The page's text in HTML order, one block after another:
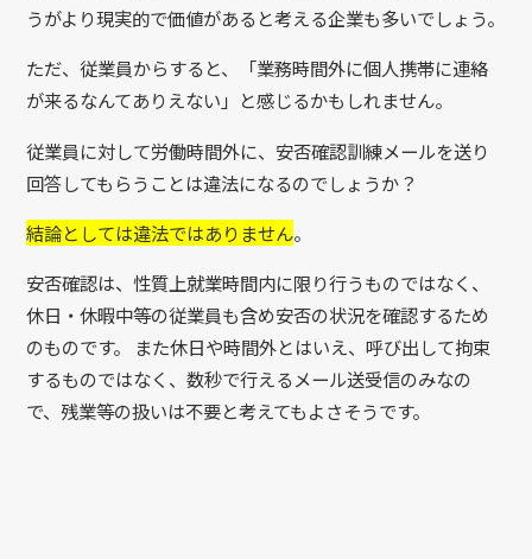
うがより現実的で価値があると考える企業も多いでしょう。
ただ、従業員からすると、「業務時間外に個人携帯に連絡
が来るなんてありえない」と感じるかもしれません。
従業員に対して労働時間外に、安否確認訓練メールを送り
回答してもらうことは違法になるのでしょうか？
結論としては違法ではありません。
安否確認は、性質上就業時間内に限り行うものではなく、
休日・休暇中等の従業員も含め安否の状況を確認するため
のものです。 また休日や時間外とはいえ、呼び出して拘束
するものではなく、数秒で行えるメール送受信のみなの
で、残業等の扱いは不要と考えてもよさそうです。